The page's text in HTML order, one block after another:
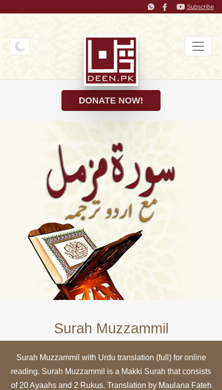
Subscribe
DONATE NOW!
Surah Muzzammil
Surah Muzzammil with Urdu translation (full) for online
reading. Surah Muzzammil is a Makki Surah that consists
of 20 Ayaahs and 2 Rukus. Translation by Maulana Fateh